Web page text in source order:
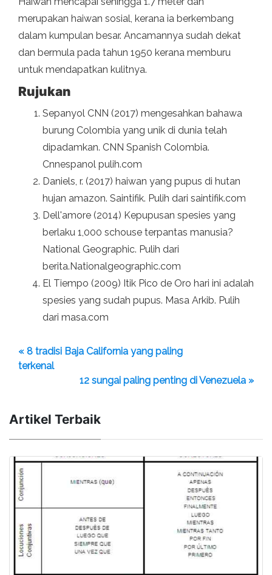
merupakan haiwan sosial, kerana ia berkembang
dalam kumpulan besar. Ancamannya sudah dekat
dan bermula pada tahun 1950 kerana memburu
untuk mendapatkan kulitnya.
Rujukan
Sepanyol CNN (2017) mengesahkan bahawa
burung Colombia yang unik di dunia telah
dipadamkan. CNN Spanish Colombia.
Cnnespanol pulih.com
Daniels, r. (2017) haiwan yang pupus di hutan
hujan amazon. Saintifik. Pulih dari saintifik.com
Dell'amore (2014) Kepupusan spesies yang
berlaku 1,000 schouse terpantas manusia?
National Geographic. Pulih dari
berita.Nationalgeographic.com
El Tiempo (2009) Itik Pico de Oro hari ini adalah
spesies yang sudah pupus. Masa Arkib. Pulih
dari masa.com
« 8 tradisi Baja California yang paling
terkenal
12 sungai paling penting di Venezuela »
Artikel Terbaik